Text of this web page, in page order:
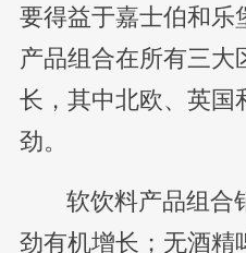
要得益于嘉士伯和乐
产品组合在所有三大
长，其中北欧、英国
劲。
软饮料产品组合
劲有机增长；无酒精